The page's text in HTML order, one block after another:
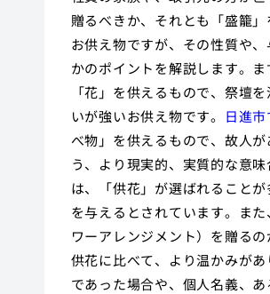
贈るべきか、それとも「盛籠
お供え物ですが、その性質や
かのポイントを解説します。
「花」を供えるもので、祭壇
いが強いお供え物です。 日進
べ物」を供えるもので、故人
う、より現実的、実質的な意
は、「供花」が選ばれること
を与えるとされています。ま
ワーアレンジメント）を贈る
供花に比べて、より温かみが
であった場合や、個人名義、